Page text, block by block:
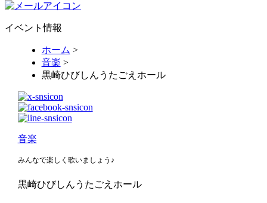
イベント情報
ホーム >
音楽 >
黒崎ひびしんうたごえホール
音楽
みんなで楽しく歌いましょう♪
黒崎ひびしんうたごえホール